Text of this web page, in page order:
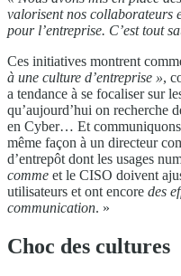
valorisent nos collaborateurs
pour l’entreprise. C’est tout
Ces initiatives montrent
à une culture d’entreprise »,
a tendance à se focaliser sur
qu’aujourd’hui on recherche
en Cyber… Et
même façon à un directeur
d’entrepôt dont les usages
comme et le CISO doivent
utilisateurs et ont encore des
communication. »
Choc des cultures